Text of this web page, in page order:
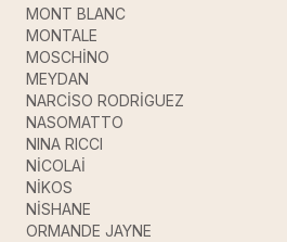
MONT BLANC
MONTALE
MOSCHİNO
MEYDAN
NARCİSO RODRİGUEZ
NASOMATTO
NINA RICCI
NİCOLAİ
NİKOS
NİSHANE
ORMANDE JAYNE